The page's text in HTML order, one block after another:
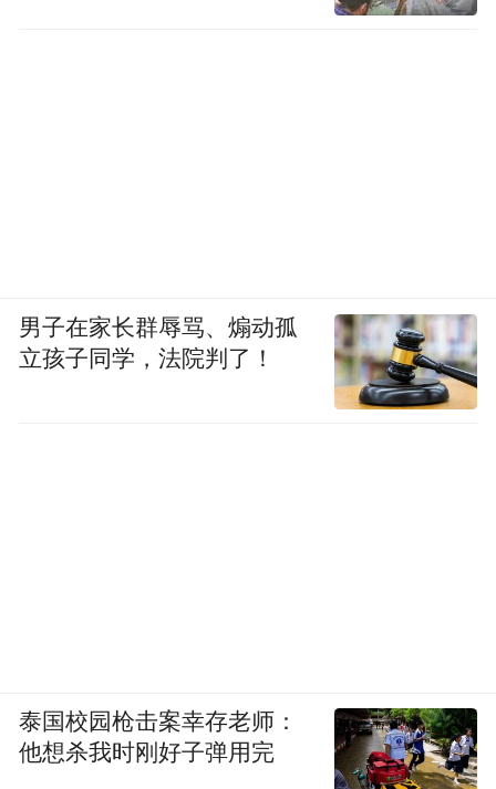
男子在家长群辱骂、煽动孤
立孩子同学，法院判了！
泰国校园枪击案幸存老师：
他想杀我时刚好子弹用完